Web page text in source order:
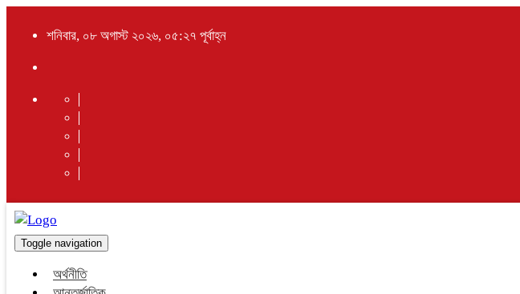
শনিবার, ০৮ অগাস্ট ২০২৬, ০৫:২৭ পূর্বাহ্ন
Toggle navigation
অর্থনীতি